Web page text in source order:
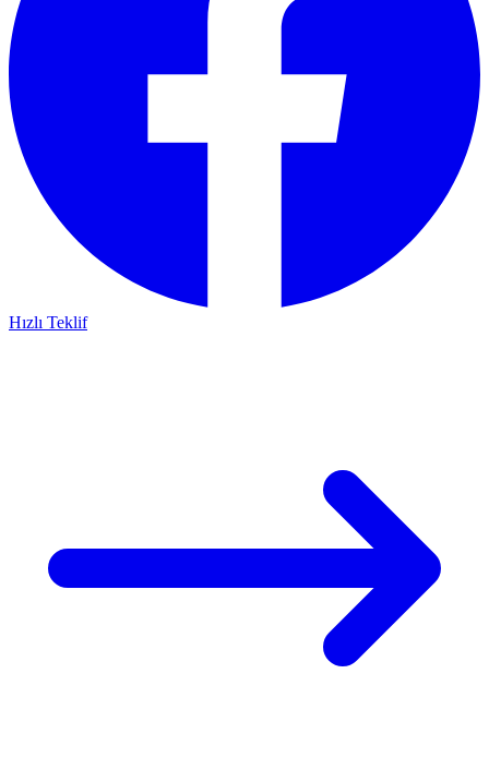
Hızlı Teklif